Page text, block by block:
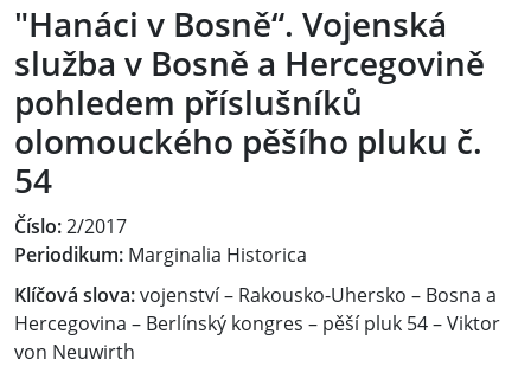
"Hanáci v Bosně“. Vojenská
služba v Bosně a Hercegovině
pohledem příslušníků
olomouckého pěšího pluku č.
54
Číslo:2/2017
Periodikum: Marginalia Historica
Klíčová slova:vojenství – Rakousko-Uhersko – Bosna a
Hercegovina – Berlínský kongres – pěší pluk 54 – Viktor
von Neuwirth